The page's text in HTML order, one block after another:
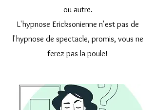
ou autre.
L'hypnose Ericksonienne n'est pas de
l'hypnose de spectacle, promis, vous ne
ferez pas la poule!